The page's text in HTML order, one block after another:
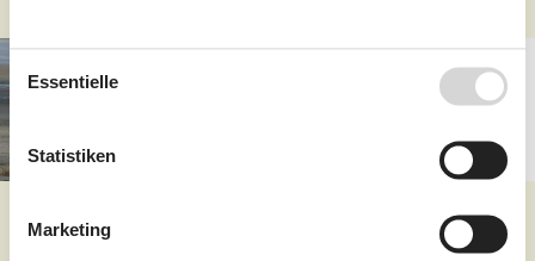
Regeln und Rücksicht
am Strand von Ebeltoft
> >>
Essentielle
Statistiken
Marketing